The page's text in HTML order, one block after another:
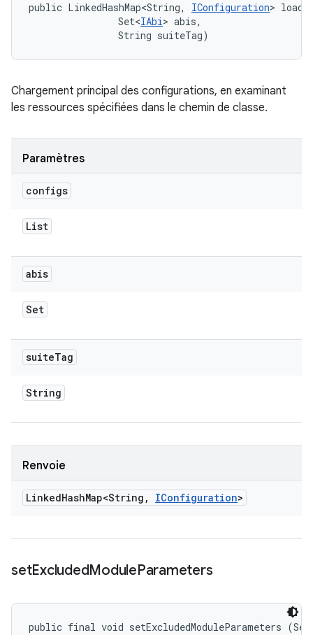
public LinkedHashMap<String, IConfiguration>
                Set<
IAbi> abis,
                String suiteTag)
Chargement principal des configurations, en examinant
les ressources spécifiées dans le chemin de classe.
Paramètres
configs
List
abis
Set
suiteTag
String
Renvoie
LinkedHashMap<String , IConfiguration>
setExcludedModuleParameters
public final void setExcludedModuleParameters